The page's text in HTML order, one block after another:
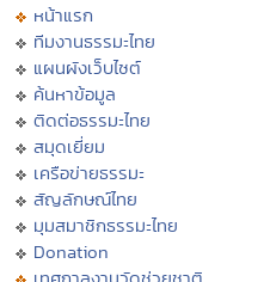
หน้าแรก
ทีมงานธรรมะไทย
แผนผังเว็บไซต์
ค้นหาข้อมูล
ติดต่อธรรมะไทย
สมุดเยี่ยม
เครือข่ายธรรมะ
สัญลักษณ์ไทย
มุมสมาชิกธรรมะไทย
Donation